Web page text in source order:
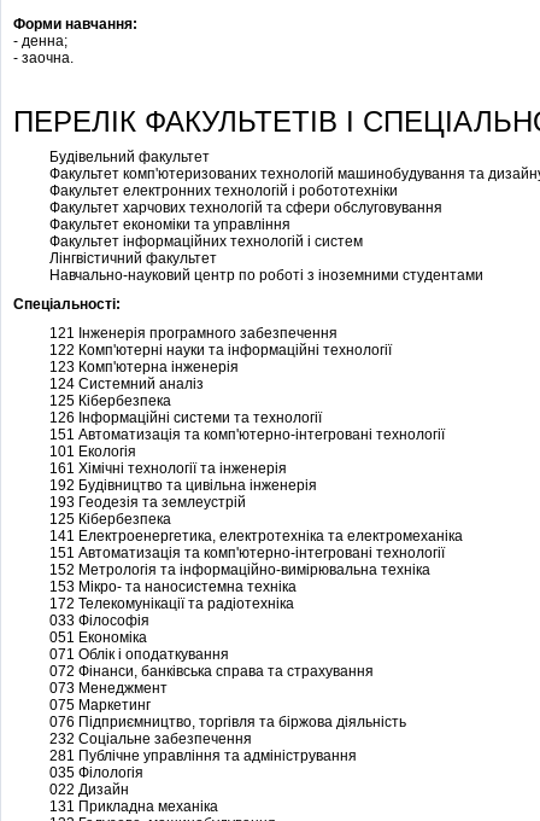
Форми навчання:
- денна;
- заочна.
ПЕРЕЛІК ФАКУЛЬТЕТІВ І
Будівельний факультет
Факультет комп'ютеризованих технологій машинобудування та
Факультет електронних технологій і робототехніки
Факультет харчових технологій та сфери обслуговування
Факультет економіки та управління
Факультет інформаційних технологій і систем
Лінгвістичний факультет
Навчально-науковий центр по роботі з іноземними студентами
Спеціальності:
121 Інженерія програмного забезпечення
122 Комп'ютерні науки та інформаційні технології
123 Комп'ютерна інженерія
124 Системний аналіз
125 Кібербезпека
126 Інформаційні системи та технології
151 Автоматизація та комп'ютерно-інтегровані технології
101 Екологія
161 Хімічні технології та інженерія
192 Будівництво та цивільна інженерія
193 Геодезія та землеустрій
125 Кібербезпека
141 Електроенергетика, електротехніка та електромеханіка
151 Автоматизація та комп'ютерно-інтегровані технології
152 Метрологія та інформаційно-вимірювальна техніка
153 Мікро- та наносистемна техніка
172 Телекомунікації та радіотехніка
033 Філософія
051 Економіка
071 Облік і оподаткування
072 Фінанси, банківська справа та страхування
073 Менеджмент
075 Маркетинг
076 Підприємництво, торгівля та біржова діяльність
232 Соціальне забезпечення
281 Публічне управління та адміністрування
035 Філологія
022 Дизайн
131 Прикладна механіка